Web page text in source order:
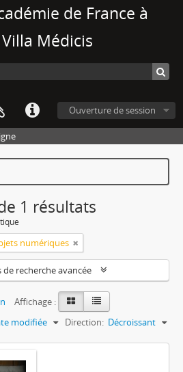
de France à
Médicis
Ouverture de session
1 résultats
numériques
recherche avancée
Affichage :
modifiée Direction: Décroissant